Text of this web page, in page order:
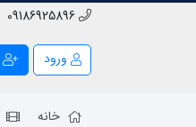
09186925896
ورود
خانه